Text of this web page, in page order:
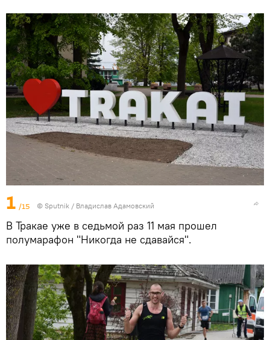
1 /15 © Sputnik / Владислав Адамовский
В Тракае уже в седьмой раз 11 мая прошел
полумарафон "Никогда не сдавайся".